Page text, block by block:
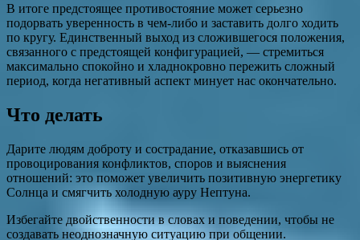
В итоге предстоящее противостояние может серьезно
подорвать уверенность в чем-либо и заставить долго ходить
по кругу. Единственный выход из сложившегося положения,
связанного с предстоящей конфигурацией, — стремиться
максимально спокойно и хладнокровно пережить сложный
период, когда негативный аспект минует нас окончательно.
Что делать
Дарите людям доброту и сострадание, отказавшись от
провоцирования конфликтов, споров и выяснения
отношений: это поможет увеличить позитивную энергетику
Солнца и смягчить холодную ауру Нептуна.
Избегайте двойственности в словах и поведении, чтобы не
создавать неоднозначную ситуацию при общении.